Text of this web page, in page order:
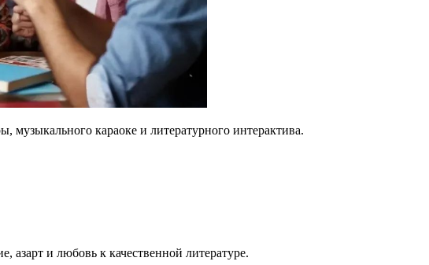
музыкального караоке и литературного интерактива.
азарт и любовь к качественной литературе.